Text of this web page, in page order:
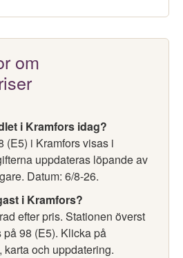
om
i Kramfors idag?
(E5) i Kramfors visas i
uppdateras löpande av
Datum: 6/8-26.
i Kramfors?
efter pris. Stationen överst
98 (E5). Klicka på
och uppdatering.